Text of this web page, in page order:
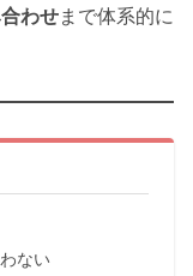
わせまで体系的に
ない